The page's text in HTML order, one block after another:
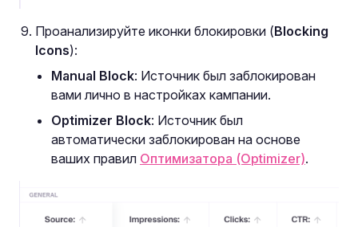
Проанализируйте иконки блокировки (Blocking
Icons):
Manual Block: Источник был заблокирован
вами лично в настройках кампании.
Optimizer Block: Источник был
автоматически заблокирован на основе
ваших правил Оптимизатора (Optimizer).